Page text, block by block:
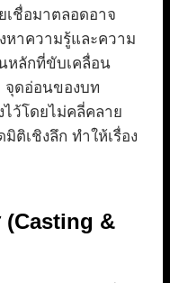
เชื่อมาตลอดอาจ
หาความรู้และความ
หลักที่ขับเคลื่อน
จุดอ่อนของบท
ว้โดยไม่คลี่คลาย
ติเชิงลึก ทำให้เรื่อง
(Casting &